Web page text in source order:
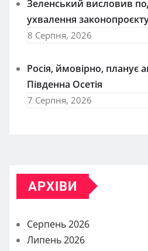
Зеленський висловив
ухвалення
8 Серпня, 2026
Росія, ймовірно, планує
Південна Осетія
7 Серпня, 2026
АРХІВИ
Серпень 2026
Липень 2026